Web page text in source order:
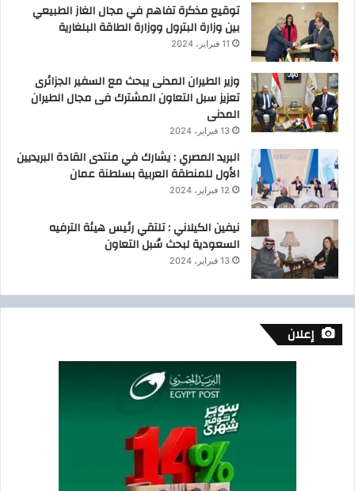
توقيع مذكرة تفاهم في مجال الغاز الطبيعي
بين وزارة البترول ووزارة الطاقة البلغارية
11 فبراير، 2024
وزير الطيران المدنى يبحث مع السفير الجزائرى
تعزيز سبل التعاون المشترك فى مجال الطيران
المدنى
13 فبراير، 2024
البريد المصري : يشارك في منتدى القادة البريديين
الأول للمنطقة العربية بسلطنة عمان
12 فبراير، 2024
نيفين الكيلاني : تلتقي رئيس هيئة الترفيه
السعودية لبحث سُبل التعاون
13 فبراير، 2024
إعلان